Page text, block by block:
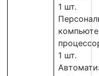
1 шт.
1 шт.